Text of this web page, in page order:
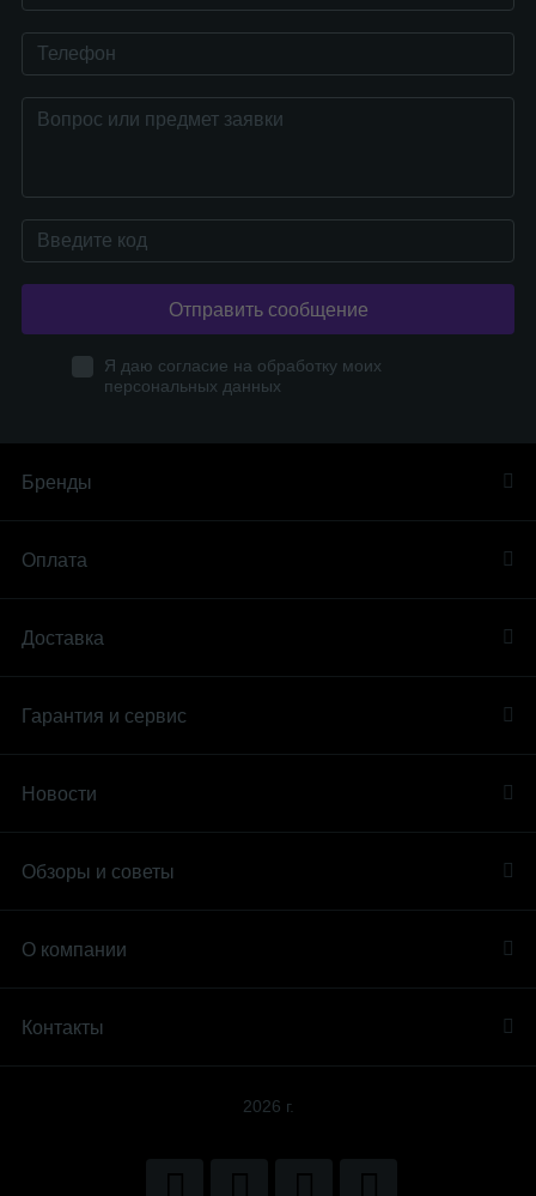
Отправить сообщение
Я даю согласие на обработку моих
персональных данных
Бренды
Оплата
Доставка
Гарантия и сервис
Новости
Обзоры и советы
О компании
Контакты
2026 г.